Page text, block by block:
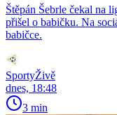
Štěpán Šebrle čekal na
přišel o babičku. Na
babičce.
SportyŽivě
dnes, 18:48
3 min